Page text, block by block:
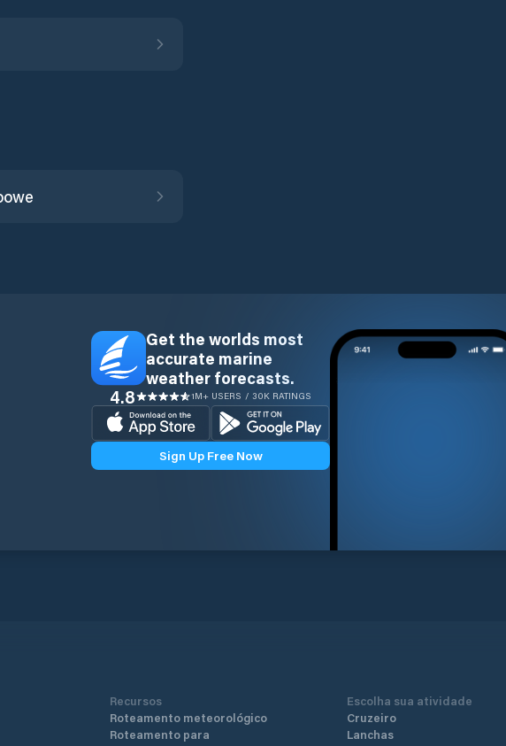
Get the worlds most
accurate marine
weather forecasts.
4.8 1M+ USERS / 30K RATINGS
Sign Up Free Now
Recursos
Roteamento meteorológico
Roteamento para
Escolha sua atividade
Cruzeiro
Lanchas